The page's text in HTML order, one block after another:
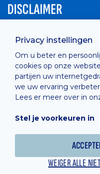
Privacy instellingen
Om u beter en
cookies op onze
partijen uw
we uw ervaring
Lees er meer over in
Stel je voorkeuren in
WEIGER ALLE
DISCLAIMER
Privacy Policy
Cashless
verkoopsvoorwaarden
Cookie Policy
Hosted by Combell
Powered online by